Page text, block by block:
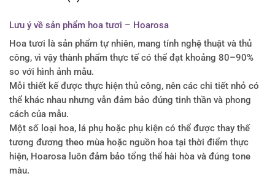
Lưu ý về sản phẩm hoa tươi – Hoarosa
Hoa tươi là sản phẩm tự nhiên, mang tính nghệ thuật và thủ
công, vì vậy thành phẩm thực tế có thể đạt khoảng 80–90%
so với hình ảnh mẫu.
Mỗi thiết kế được thực hiện thủ công, nên các chi tiết nhỏ có
thể khác nhau nhưng vẫn đảm bảo đúng tinh thần và phong
cách của mẫu.
Một số loại hoa, lá phụ hoặc phụ kiện có thể được thay thế
tương đương theo mùa hoặc nguồn hoa tại thời điểm thực
hiện, Hoarosa luôn đảm bảo tổng thể hài hòa và đúng tone
màu.